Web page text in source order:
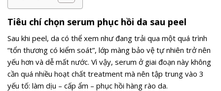
Tiêu chí chọn serum phục hồi da sau peel
Sau khi peel, da có thể xem như đang trải qua một quá trình
“tổn thương có kiểm soát”, lớp màng bảo vệ tự nhiên trở nên
yếu hơn và dễ mất nước. Vì vậy, serum ở giai đoạn này không
cần quá nhiều hoạt chất treatment mà nên tập trung vào 3
yếu tố: làm dịu – cấp ẩm – phục hồi hàng rào da.